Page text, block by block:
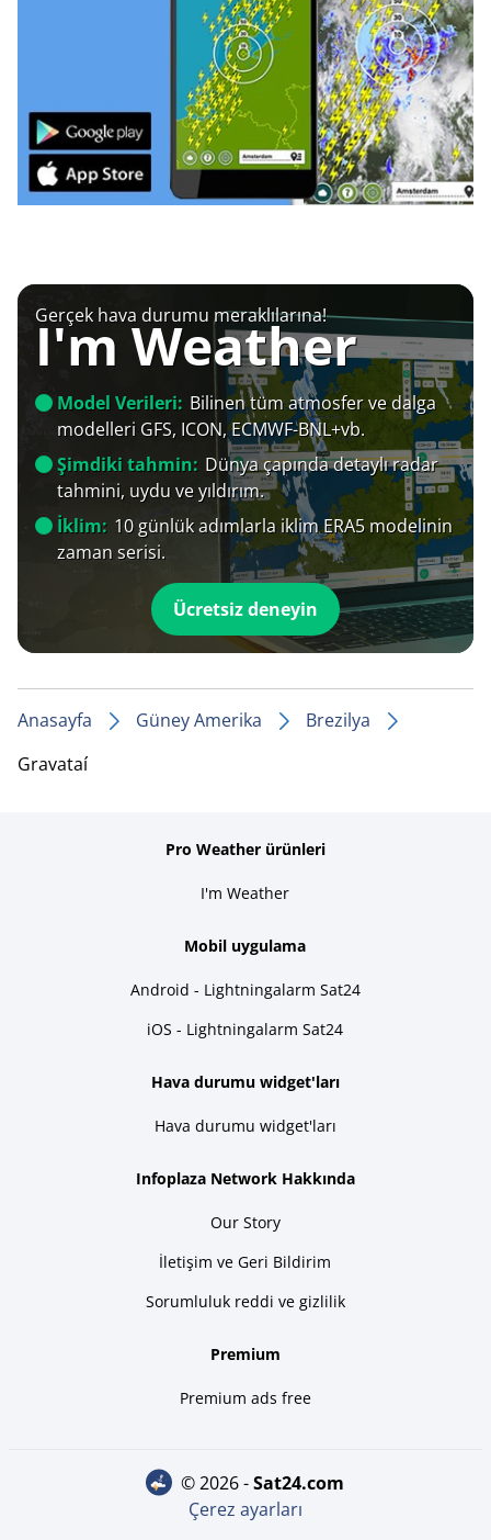
Gerçek hava durumu meraklılarına!
I'm Weather
Model Verileri: Bilinen tüm atmosfer ve dalga
modelleri GFS, ICON, ECMWF-BNL+vb.
Şimdiki tahmin: Dünya çapında detaylı radar
tahmini, uydu ve yıldırım.
İklim: 10 günlük adımlarla iklim ERA5 modelinin
zaman serisi.
Ücretsiz deneyin
Anasayfa Güney Amerika
Brezilya
Gravataí
Pro Weather ürünleri
I'm Weather
Mobil uygulama
Android - Lightningalarm Sat24
iOS - Lightningalarm Sat24
Hava durumu widget'ları
Hava durumu widget'ları
Infoplaza Network Hakkında
Our Story
İletişim ve Geri Bildirim
Sorumluluk reddi ve gizlilik
Premium
Premium ads free
© 2026 - sat24.com
Çerez ayarları